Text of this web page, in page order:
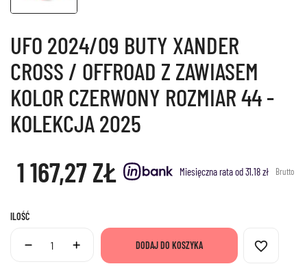
UFO 2024/09 BUTY XANDER
CROSS / OFFROAD Z ZAWIASEM
KOLOR CZERWONY ROZMIAR 44 -
KOLEKCJA 2025
1 167,27 ZŁ Miesięczna rata od 31.18 zł Brutto
ILOŚĆ
DODAJ DO KOSZYKA favorite_border